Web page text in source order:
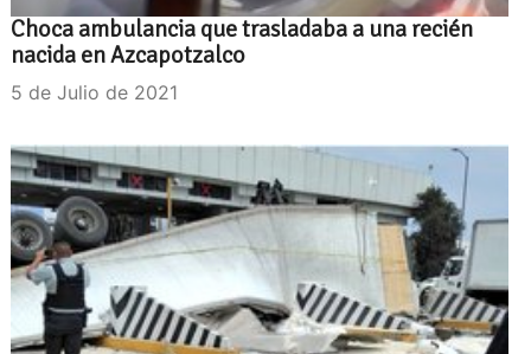
Choca ambulancia que trasladaba a una recién
nacida en Azcapotzalco
5 de Julio de 2021